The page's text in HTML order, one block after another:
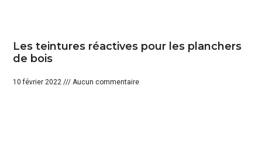
Les teintures réactives pour les planchers
de bois
10 février 2022 Aucun commentaire